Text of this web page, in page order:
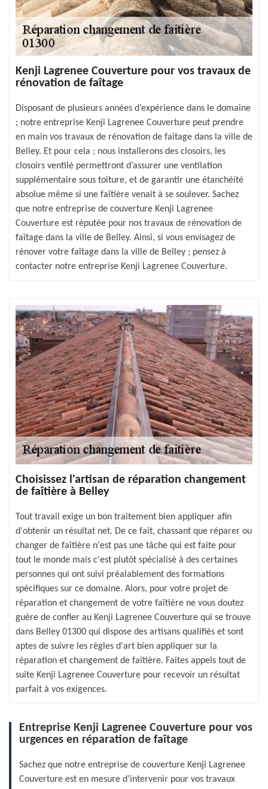
Kenji Lagrenee Couverture pour vos travaux de
rénovation de faîtage
Disposant de plusieurs années d’expérience dans le domaine
; notre entreprise Kenji Lagrenee Couverture peut prendre
en main vos travaux de rénovation de faîtage dans la ville de
Belley. Et pour cela ; nous installerons des closoirs, les
closoirs ventilé permettront d’assurer une ventilation
supplémentaire sous toiture, et de garantir une étanchéité
absolue même si une faîtière venait à se soulever. Sachez
que notre entreprise de couverture Kenji Lagrenee
Couverture est réputée pour nos travaux de rénovation de
faîtage dans la ville de Belley. Ainsi, si vous envisagez de
rénover votre faîtage dans la ville de Belley ; pensez à
contacter notre entreprise Kenji Lagrenee Couverture.
Choisissez l'artisan de réparation changement
de faîtière à Belley
Tout travail exige un bon traitement bien appliquer afin
d'obtenir un résultat net. De ce fait, chassant que réparer ou
changer de faîtière n'est pas une tâche qui est faite pour
tout le monde mais c'est plutôt spécialisé à des certaines
personnes qui ont suivi préalablement des formations
spécifiques sur ce domaine. Alors, pour votre projet de
réparation et changement de votre faîtière ne vous doutez
guère de confier au Kenji Lagrenee Couverture qui se trouve
dans Belley 01300 qui dispose des artisans qualifiés et sont
aptes de suivre les règles d'art bien appliquer sur la
réparation et changement de faîtière. Faites appels tout de
suite Kenji Lagrenee Couverture pour recevoir un résultat
parfait à vos exigences.
Entreprise Kenji Lagrenee Couverture pour vos
urgences en réparation de faîtage
Sachez que notre entreprise de couverture Kenji Lagrenee
Couverture est en mesure d’intervenir pour vos travaux